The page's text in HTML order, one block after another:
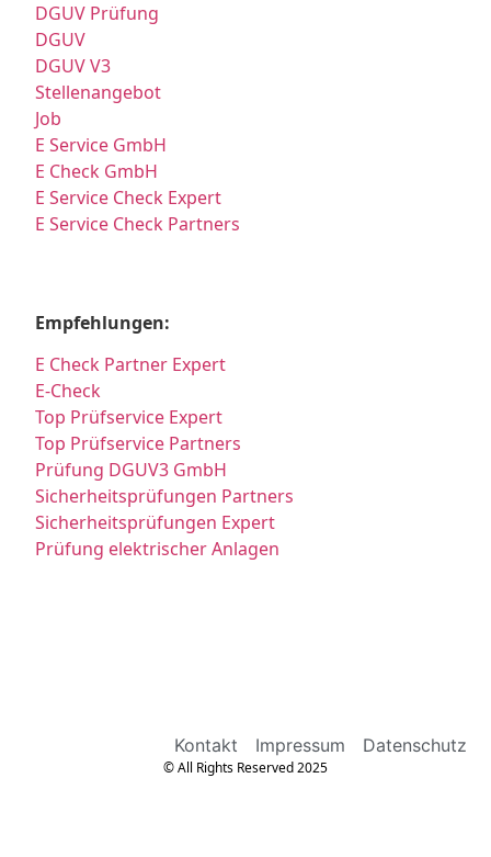
DGUV Prüfung
DGUV
DGUV V3
Stellenangebot
Job
E Service GmbH
E Check GmbH
E Service Check Expert
E Service Check Partners
Empfehlungen:
E Check Partner Expert
E-Check
Top Prüfservice Expert
Top Prüfservice Partners
Prüfung DGUV3 GmbH
Sicherheitsprüfungen Partners
Sicherheitsprüfungen Expert
Prüfung elektrischer Anlagen
Kontakt Impressum Datenschutz
© All Rights Reserved 2025